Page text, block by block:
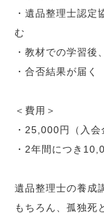
・遺品整理士認定
む
・教材での学習後
・合否結果が届く
＜費用＞
・25,000円（入会
・2年間につき
遺品整理士の養成
もちろん、孤独死